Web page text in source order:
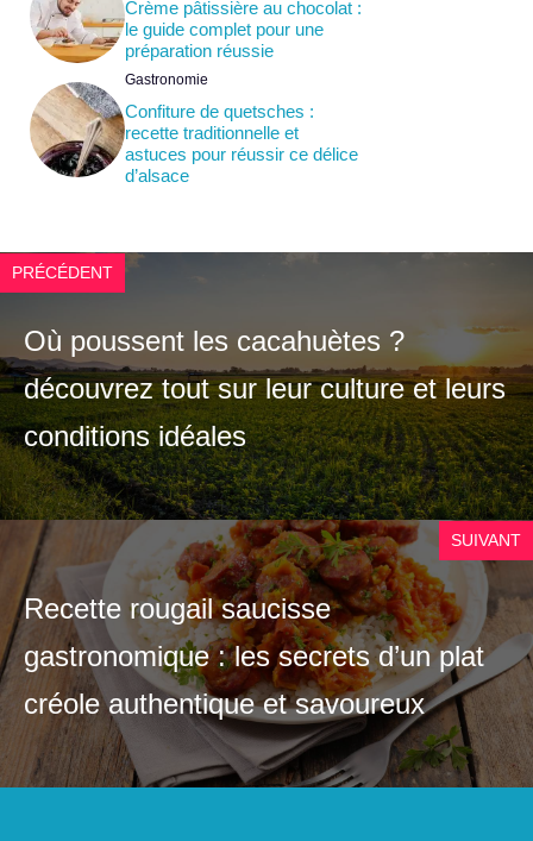
Crème pâtissière au chocolat :
le guide complet pour une
préparation réussie
Gastronomie
Confiture de quetsches :
recette traditionnelle et
astuces pour réussir ce délice
d’alsace
PRÉCÉDENT
Où poussent les cacahuètes ?
découvrez tout sur leur culture et leurs
conditions idéales
SUIVANT
Recette rougail saucisse
gastronomique : les secrets d’un plat
créole authentique et savoureux